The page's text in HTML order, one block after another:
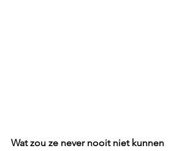
Wat zou ze never nooit niet kunnen